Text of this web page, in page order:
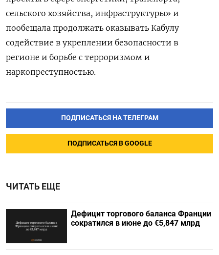
сельского хозяйства, инфраструктуры» и
пообещала продолжать оказывать Кабулу
содействие в укреплении безопасности в
регионе и борьбе с терроризмом и
наркопреступностью.
ПОДПИСАТЬСЯ НА ТЕЛЕГРАМ
ПОДПИСАТЬСЯ В GOOGLE
ЧИТАТЬ ЕЩЕ
Дефицит торгового баланса Франции
сократился в июне до €5,847 млрд